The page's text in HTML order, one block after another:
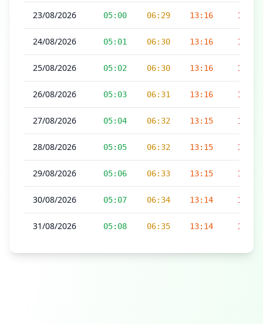
23/08/2026 05:00 06:29 13:16 16:51
24/08/2026 05:01 06:30 13:16 16:51
25/08/2026 05:02 06:30 13:16 16:50
26/08/2026 05:03 06:31 13:16 16:50
27/08/2026 05:04 06:32 13:15 16:49
28/08/2026 05:05 06:32 13:15 16:49
29/08/2026 05:06 06:33 13:15 16:48
30/08/2026 05:07 06:34 13:14 16:47
31/08/2026 05:08 06:35 13:14 16:47